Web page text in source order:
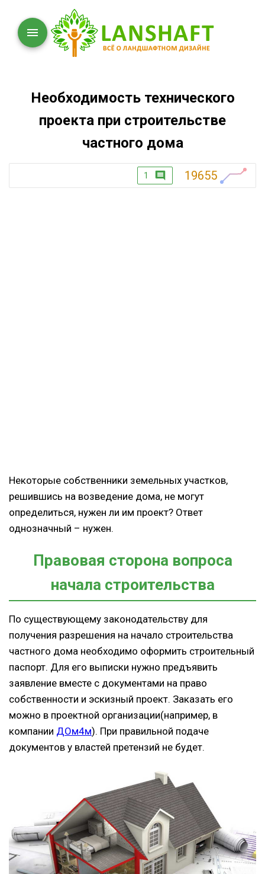
Необходимость технического
проекта при строительстве
частного дома
1 19655
Некоторые собственники земельных участков,
решившись на возведение дома, не могут
определиться, нужен ли им проект? Ответ
однозначный – нужен.
Правовая сторона вопроса
начала строительства
По существующему законодательству для
получения разрешения на начало строительства
частного дома необходимо оформить строительный
паспорт. Для его выписки нужно предъявить
заявление вместе с документами на право
собственности и эскизный проект. Заказать его
можно в проектной организации(например, в
компании ДОм4м). При правильной подаче
документов у властей претензий не будет.